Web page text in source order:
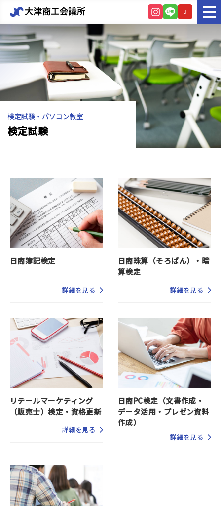
検定試験・パソコン教室
検定試験
日商簿記検定
詳細を見る
日商珠算（そろばん）・暗
算検定
詳細を見る
リテールマーケティング
（販売士）検定・資格更新
詳細を見る
日商PC検定（文書作成・
データ活用・プレゼン資料
作成）
詳細を見る